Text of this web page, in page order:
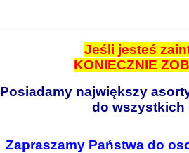
Jeśli jesteś
KONIECZNIE
Posiadamy największy
do wszystkich
Zapraszamy Państwa do